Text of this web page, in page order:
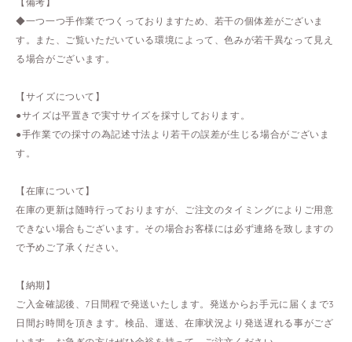
◆一つ一つ手作業でつくっておりますため、若干の個体差がございま
す。また、ご覧いただいている環境によって、色みが若干異なって見え
る場合がございます。
【サイズについて】
●サイズは平置きで実寸サイズを採寸しております。
●手作業での採寸の為記述寸法より若干の誤差が生じる場合がございま
す。
【在庫について】
在庫の更新は随時行っておりますが、ご注文のタイミングによりご用意
できない場合もございます。その場合お客様には必ず連絡を致しますの
で予めご了承ください。
【納期】
ご入金確認後、7日間程で発送いたします。発送からお手元に届くまで3
日間お時間を頂きます。検品、運送、在庫状況より発送遅れる事がござ